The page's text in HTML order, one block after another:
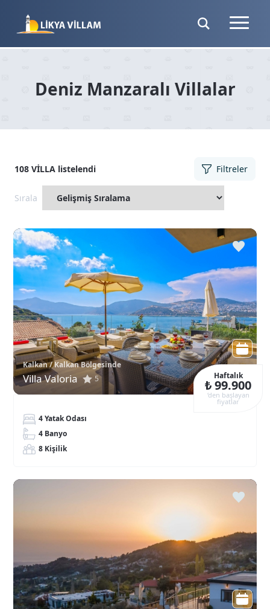
Deniz Manzaralı Villalar
108 VİLLA listelendi Filtreler
Sırala
Kalkan / Kalkan Bölgesinde
Villa Valoria 5 Haftalık
₺ 99.900
‘den başlayan
fiyatlar
4 Yatak Odası
4 Banyo
8 Kişilik